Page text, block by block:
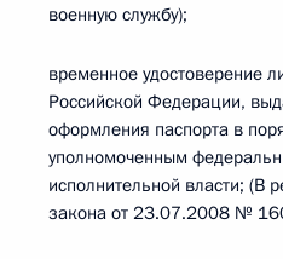
военную службу);
временное удостоверение
Российской Федерации,
оформления паспорта в
уполномоченным
исполнительной власти; (В
закона от 23.07.2008 №